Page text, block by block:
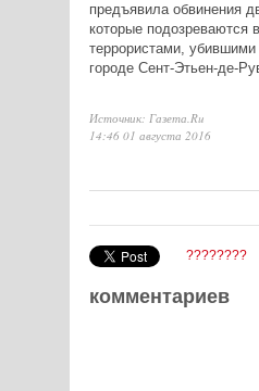
предъявила обвинения
которые подозреваются
террористами,
городе Сент-Этьен-де-
Источник: Газета.Ru
14:46 01 августа 2016
????????
комментариев